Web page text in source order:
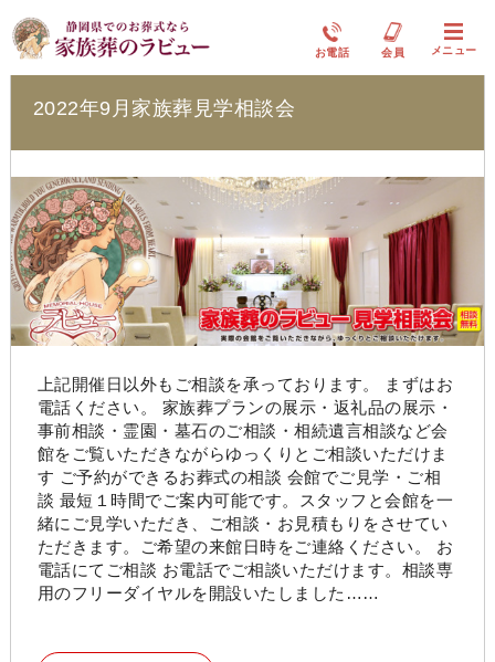
お電話 会員 メニュー
ラビュー清水飯田イベント情報
2022年9月家族葬見学相談会
上記開催日以外もご相談を承っております。 まずはお
電話ください。 家族葬プランの展示・返礼品の展示・
事前相談・霊園・墓石のご相談・相続遺言相談など会
館をご覧いただきながらゆっくりとご相談いただけま
す ご予約ができるお葬式の相談 会館でご見学・ご相
談 最短１時間でご案内可能です。スタッフと会館を一
緒にご見学いただき、ご相談・お見積もりをさせてい
ただきます。ご希望の来館日時をご連絡ください。 お
電話にてご相談 お電話でご相談いただけます。相談専
用のフリーダイヤルを開設いたしました……